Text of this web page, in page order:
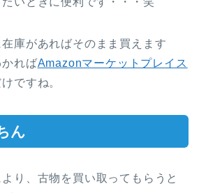
庫があればそのまま買えます
ればAmazonマーケットプレイス
ですね。
ん
り、古物を買い取ってもらうと